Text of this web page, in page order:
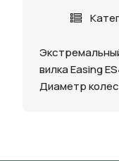
вилка Easing
Диаметр колес